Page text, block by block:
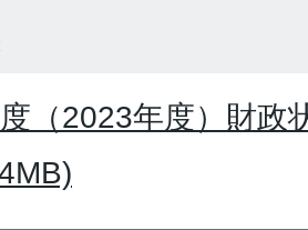
（2023年度）財政